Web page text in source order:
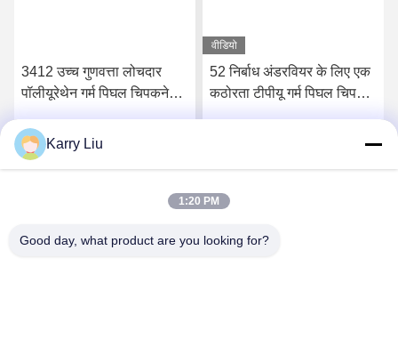
3412 उच्च गुणवत्ता लोचदार
पॉलीयूरेथेन गर्म पिघल चिपकने
वीडियो
52 निर्बाध अंडरवियर के लिए एक
कठोरता टीपीयू गर्म पिघल चिपकने
Karry Liu
1:20 PM
Good day, what product are you looking for?